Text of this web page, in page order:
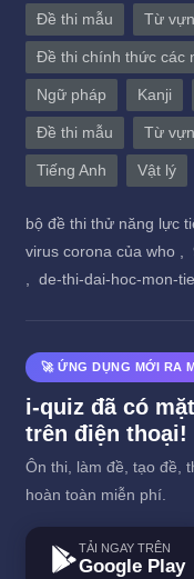
Đề thi mẫu Từ
Đề thi chính thức các
Ngữ pháp Kanji
Đề thi mẫu Từ
Tiếng Anh Vật lý
bộ đề thi thử năng lực
virus corona của who ,
de-thi-dai-hoc-mon-
🚀 ỨNG DỤNG MỚI RA
i-quiz đã có mặt
trên điện thoại!
Ôn thi, làm đề, tạo đề,
hoàn toàn miễn phí.
TẢI NGAY TRÊN
Google Play